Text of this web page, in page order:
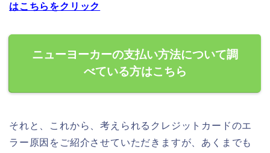
はこちらをクリック
ニューヨーカーの支払い方法について調
べている方はこちら
それと、これから、考えられるクレジットカードのエ
ラー原因をご紹介させていただきますが、あくまでも